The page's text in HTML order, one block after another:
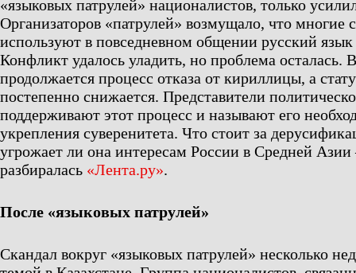
«языковых патрулей» националистов, только
Организаторов «патрулей» возмущало, что многие
используют в повседневном общении русский язык
Конфликт удалось уладить, но проблема осталась.
продолжается процесс отказа от кириллицы, а
постепенно снижается. Представители
поддерживают этот процесс и называют его
укрепления суверенитета. Что стоит за
угрожает ли она интересам России в Средней
разбиралась «Лента.ру».
После «языковых патрулей»
Скандал вокруг «языковых патрулей» несколько